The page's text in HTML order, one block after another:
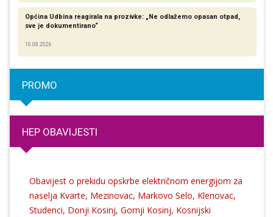
Općina Udbina reagirala na prozivke: „Ne odlažemo opasan otpad,
sve je dokumentirano“
10.08.2026
PROMO
HEP OBAVIJESTI
Obavijest o prekidu opskrbe električnom energijom za
naselja Kvarte, Mezinovac, Markovo Selo, Klenovac,
Studenci, Donji Kosinj, Gornji Kosinj, Kosnijski